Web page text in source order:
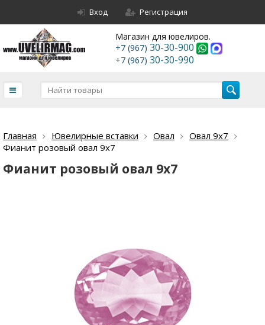
Вход Регистрация
Магазин для ювелиров.
+7 (967) 30-30-900
+7 (967) 30-30-990
Главная Ювелирные вставки Овал
Овал 9х7
Фианит розовый овал 9х7
Фианит розовый овал 9х7